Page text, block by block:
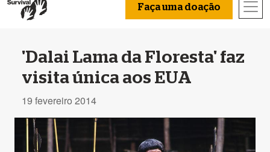
Faça uma doação
'Dalai Lama da Floresta' faz
visita única aos EUA
19 fevereiro 2014